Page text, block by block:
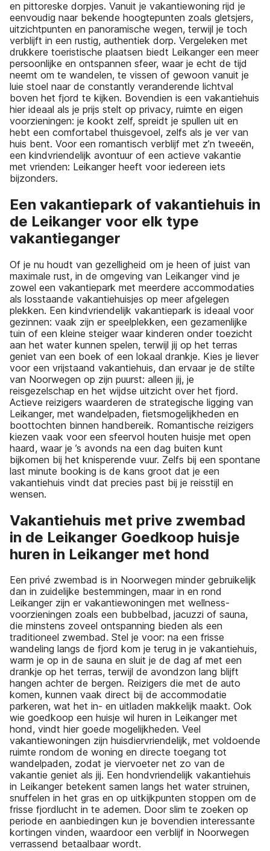
en pittoreske dorpjes. Vanuit je vakantiewoning rijd je
eenvoudig naar bekende hoogtepunten zoals gletsjers,
uitzichtpunten en panoramische wegen, terwijl je toch
verblijft in een rustig, authentiek dorp. Vergeleken met
drukkere toeristische plaatsen biedt Leikanger een meer
persoonlijke en ontspannen sfeer, waar je echt de tijd
neemt om te wandelen, te vissen of gewoon vanuit je
luie stoel naar de constantly veranderende lichtval
boven het fjord te kijken. Bovendien is een vakantiehuis
hier ideaal als je prijs stelt op privacy, ruimte en eigen
voorzieningen: je kookt zelf, spreidt je spullen uit en
hebt een comfortabel thuisgevoel, zelfs als je ver van
huis bent. Voor een romantisch verblijf met z’n tweeën,
een kindvriendelijk avontuur of een actieve vakantie
met vrienden: Leikanger heeft voor iedereen iets
bijzonders.
Een vakantiepark of vakantiehuis in
de Leikanger voor elk type
vakantieganger
Of je nu houdt van gezelligheid om je heen of juist van
maximale rust, in de omgeving van Leikanger vind je
zowel een vakantiepark met meerdere accommodaties
als losstaande vakantiehuisjes op meer afgelegen
plekken. Een kindvriendelijk vakantiepark is ideaal voor
gezinnen: vaak zijn er speelplekken, een gezamenlijke
tuin of een kleine steiger waar kinderen onder toezicht
aan het water kunnen spelen, terwijl jij op het terras
geniet van een boek of een lokaal drankje. Kies je liever
voor een vrijstaand vakantiehuis, dan ervaar je de stilte
van Noorwegen op zijn puurst: alleen jij, je
reisgezelschap en het wijdse uitzicht over het fjord.
Actieve reizigers waarderen de strategische ligging van
Leikanger, met wandelpaden, fietsmogelijkheden en
boottochten binnen handbereik. Romantische reizigers
kiezen vaak voor een sfeervol houten huisje met open
haard, waar je ’s avonds na een dag buiten kunt
bijkomen bij het knisperende vuur. Zelfs bij een spontane
last minute booking is de kans groot dat je een
vakantiehuis vindt dat precies past bij je reisstijl en
wensen.
Vakantiehuis met prive zwembad
in de Leikanger Goedkoop huisje
huren in Leikanger met hond
Een privé zwembad is in Noorwegen minder gebruikelijk
dan in zuidelijke bestemmingen, maar in en rond
Leikanger zijn er vakantiewoningen met wellness-
voorzieningen zoals een bubbelbad, jacuzzi of sauna,
die minstens zoveel ontspanning bieden als een
traditioneel zwembad. Stel je voor: na een frisse
wandeling langs de fjord kom je terug in je vakantiehuis,
warm je op in de sauna en sluit je de dag af met een
drankje op het terras, terwijl de avondzon lang blijft
hangen achter de bergen. Reizigers die met de auto
komen, kunnen vaak direct bij de accommodatie
parkeren, wat het in- en uitladen makkelijk maakt. Ook
wie goedkoop een huisje wil huren in Leikanger met
hond, vindt hier goede mogelijkheden. Veel
vakantiewoningen zijn huisdiervriendelijk, met voldoende
ruimte rondom de woning en directe toegang tot
wandelpaden, zodat je viervoeter net zo van de
vakantie geniet als jij. Een hondvriendelijk vakantiehuis
in Leikanger betekent samen langs het water struinen,
snuffelen in het gras en op uitkijkpunten stoppen om de
frisse fjordlucht in te ademen. Door slim te zoeken op
periode en aanbiedingen kun je bovendien interessante
kortingen vinden, waardoor een verblijf in Noorwegen
verrassend betaalbaar wordt.